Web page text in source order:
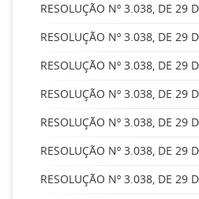
RESOLUÇÃO Nº 3.038, DE 29
RESOLUÇÃO Nº 3.038, DE 29
RESOLUÇÃO Nº 3.038, DE 29
RESOLUÇÃO Nº 3.038, DE 29
RESOLUÇÃO Nº 3.038, DE 29
RESOLUÇÃO Nº 3.038, DE 29
RESOLUÇÃO Nº 3.038, DE 29